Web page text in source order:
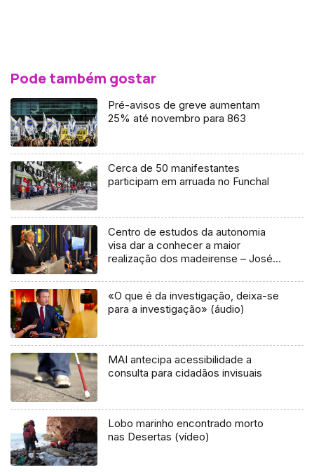
Pode também gostar
Pré-avisos de greve aumentam
25% até novembro para 863
Cerca de 50 manifestantes
participam em arruada no Funchal
Centro de estudos da autonomia
visa dar a conhecer a maior
realização dos madeirense – José
«O que é da investigação, deixa-se
para a investigação» (áudio)
MAI antecipa acessibilidade a
consulta para cidadãos invisuais
Lobo marinho encontrado morto
nas Desertas (vídeo)